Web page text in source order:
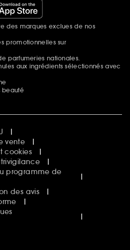
des marques exclues de nos
promotionnelles sur
parfumeries nationales.
aux ingrédients sélectionnés avec
beauté
vente
cookies
programme de
des avis